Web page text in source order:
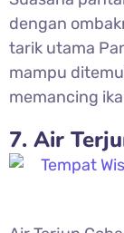
dengan
tarik utama
mampu
memancing
7. Air